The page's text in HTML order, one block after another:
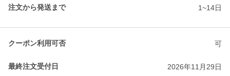
注文から発送まで 1~14日
クーポン利用可否 可
最終注文受付日 2026年11月29日